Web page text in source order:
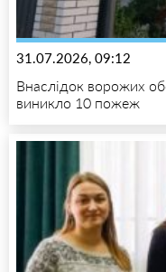
31.07.2026, 09:12
Внаслідок ворожих
виникло 10 пожеж